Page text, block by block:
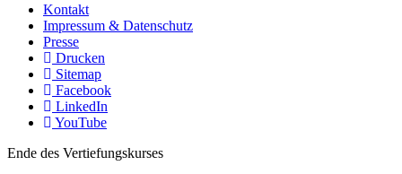
Kontakt
Impressum & Datenschutz
Presse
Drucken
Sitemap
Facebook
LinkedIn
YouTube
Ende des Vertiefungskurses